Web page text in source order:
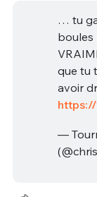
… tu
boules
que tu
avoir
—